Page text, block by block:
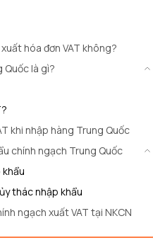
hóa đơn VAT không?
Quốc là gì?
khi nhập hàng Trung Quốc
chính ngạch Trung Quốc
thác nhập khẩu
ngạch xuất VAT tại NKCN